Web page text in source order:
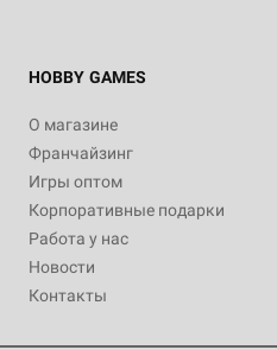
HOBBY GAMES
О магазине
Франчайзинг
Игры оптом
Корпоративные подарки
Работа у нас
Новости
Контакты